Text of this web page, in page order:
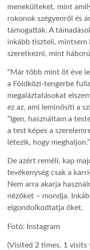
GLOBOBOOK
menekülteket, mint
rokonok szégyenről és
támogatták. A
inkább tiszteli, mintsem
szeretkezni, mint
“Már több mint öt éve
a Földközi-tengerbe
megaláztatásokat
ez az, ami leminősíti a
“Igen, használtam a
a test képes a
létezik, hogy meghaljon.”
De azért reméli, kap
tevékenység csak a
Nem arra akarja
nézőket – mondja.
elgondolkodtatja őket.
Fotó: Instagram
(Visited 2 times, 1 visits